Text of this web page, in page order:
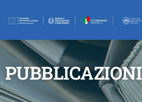
PUBBLICAZIONI